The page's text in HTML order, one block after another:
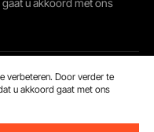
verbeteren. Door verder te
u akkoord gaat met ons